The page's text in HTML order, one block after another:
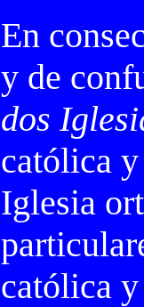
En
y de
dos
católica
Iglesia
católica